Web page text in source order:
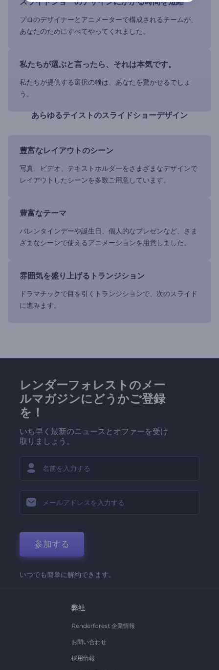
プロのデザイナーとアニメーターで構成されるチームが、
あなたのためにすべてやってくれました。
私たちが選ぶと言ったら、それは本気です。
私たちが提供する選択の幅は、あなたを驚かせるでしょ
う。
あらゆるテイストのスライドショーデザイン
豊富なレイアウトのシーン
写真、ビデオ、テキストホルダーをさまざまなデザインで
レイアウトしたシーンを多数ご用意しています。
豊富なテーマ
バレンタインデーや誕生日、個人的なプレゼンなど、さま
ざまなシーンで使えるアニメーションを用意しました。
雰囲気を盛り上げるトランジション
ドラマチックで目を引くトランジションで、次のスライド
に進みます。
レンダーフォレストのメー
ルマガジンにどうかご登録
を！
いち早く最新のニュースとオファーを受け
取りましょう。
参加する
いつでも簡単に解約できます。
弊社
Renderforest 企業情報
お問い合わせ
採用情報